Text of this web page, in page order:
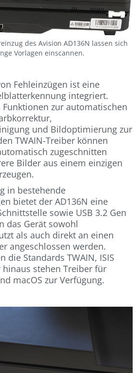
des Avision AD136N lassen sich
Vorlagen einscannen.
Fehleinzügen ist eine
integriert.
Funktionen zur automatischen
und Bildoptimierung zur
TWAIN-Treiber können
zugeschnitten
Bilder aus einem einzigen
in bestehende
bietet der AD136N eine
sowie USB 3.2 Gen
das Gerät sowohl
als auch direkt an einen
angeschlossen werden.
die Standards TWAIN, ISIS
hinaus stehen Treiber für
macOS zur Verfügung.